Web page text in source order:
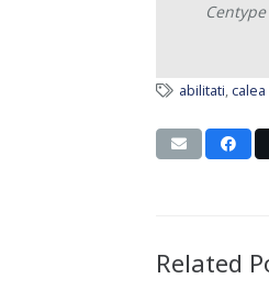
abilitati,
Related